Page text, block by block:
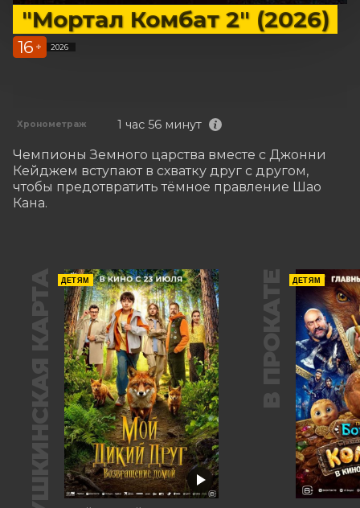
"Мортал Комбат 2" (2026)
16 + 2026
Хронометраж 1 час 56 минут
Чемпионы Земного царства вместе с Джонни
Кейджем вступают в схватку друг с другом,
чтобы предотвратить тёмное правление Шао
Кана.
ПУШКИНСКАЯ КАРТА ДЕТЯМ В ПРОКАТЕ ДЕТЯМ